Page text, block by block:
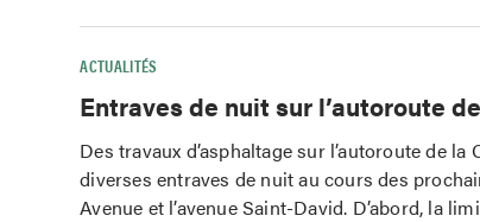
ACTUALITÉS
Entraves de nuit sur l’autoroute
Des travaux d’asphaltage sur l’autoroute de la
diverses entraves de nuit au cours des
Avenue et l’avenue Saint-David. D’abord, la